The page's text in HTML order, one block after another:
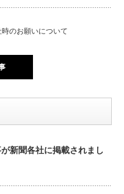
のお願いについて
新聞各社に掲載されまし